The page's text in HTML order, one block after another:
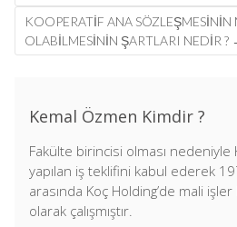
KOOPERATIF ANA SÖZLEŞMESININ
OLABILMESININ ŞARTLARI NEDIR ?
Kemal Özmen Kimdir ?
Fakülte birincisi olması nedeniyle
yapılan iş teklifini kabul ederek
arasında Koç Holding’de mali işler
olarak çalışmıştır.